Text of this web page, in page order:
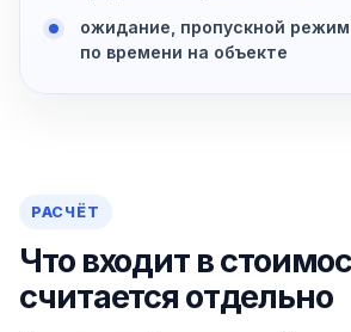
ожидание, пропускной
по времени на объекте
РАСЧЁТ
Что входит в
считается отдельно